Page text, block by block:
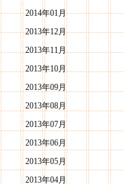
2014年01月
2013年12月
2013年11月
2013年10月
2013年09月
2013年08月
2013年07月
2013年06月
2013年05月
2013年04月